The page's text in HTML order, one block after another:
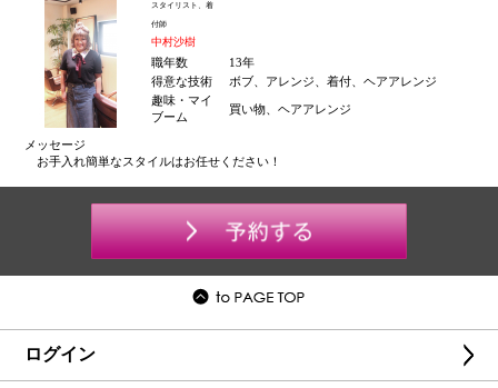
スタイリスト、着
付師
中村沙樹
職年数
13年
得意な技術
ボブ、アレンジ、着付、ヘアアレンジ
趣味・マイ
ブーム
買い物、ヘアアレンジ
メッセージ
お手入れ簡単なスタイルはお任せください！
ログイン